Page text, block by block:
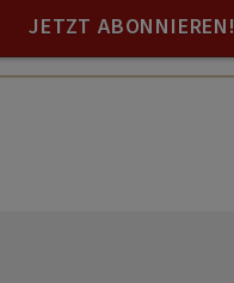
JETZT ABONNIEREN!